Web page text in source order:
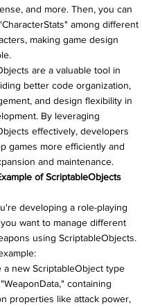
and more. Then, you can
among different
making game design
are a valuable tool in
better code organization,
and design flexibility in
By leveraging
effectively, developers
games more efficiently and
and maintenance.
of ScriptableObjects
developing a role-playing
want to manage different
using ScriptableObjects.
a new ScriptableObject type
containing
properties like attack power,